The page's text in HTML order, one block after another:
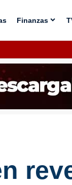
Finanzas